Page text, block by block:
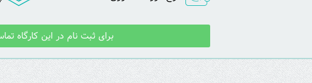
برای ثبت نام در این کارگاه